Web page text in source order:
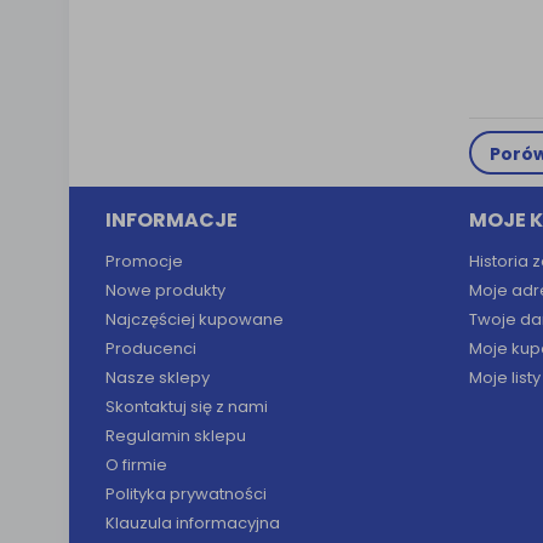
INFORMACJE
Promocje
Nowe produkty
Najczęściej kupowane
Producenci
Nasze sklepy
Skontaktuj się z nami
Regulamin sklepu
O firmie
Polityka prywatności
Klauzula informacyjna
MOJE
Historia
Moje
Twoje
Moje
Moje